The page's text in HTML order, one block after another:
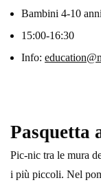
Bambini 4-10 anni
15:00-16:30
Info:
Pasquetta
Pic-nic tra le mura
i più piccoli. Nel